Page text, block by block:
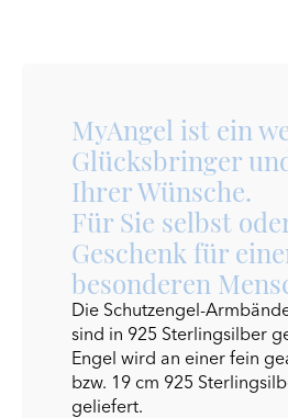
MyAngel ist ein
Glücksbringer
Ihrer Wünsche.
Für Sie selbst
Geschenk für
besonderen
Die Schutzengel-
sind in 925 Sterlingsilber
Engel wird an einer fein
bzw. 19 cm 925
geliefert.